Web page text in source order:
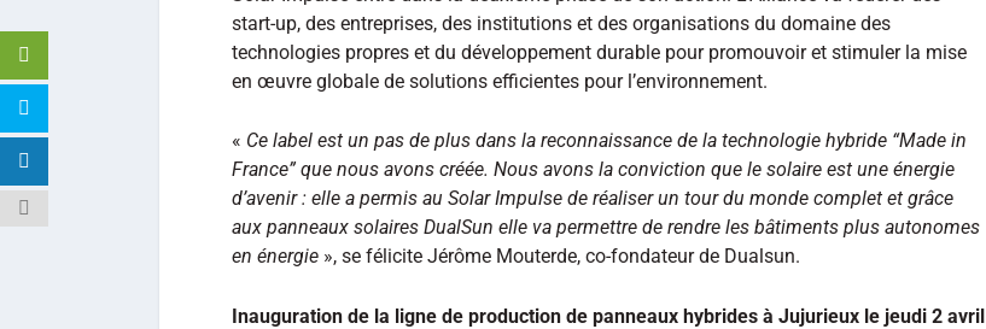
start-up, des entreprises, des institutions et des organisations du domaine des
technologies propres et du développement durable pour promouvoir et stimuler la mise
en œuvre globale de solutions efficientes pour l’environnement.
« Ce label est un pas de plus dans la reconnaissance de la technologie hybride “Made in
France” que nous avons créée. Nous avons la conviction que le solaire est une énergie
d’avenir : elle a permis au Solar Impulse de réaliser un tour du monde complet et grâce
aux panneaux solaires DualSun elle va permettre de rendre les bâtiments plus autonomes
en énergie », se félicite Jérôme Mouterde, co-fondateur de Dualsun.
Inauguration de la ligne de production de panneaux hybrides à Jujurieux le jeudi 2 avril